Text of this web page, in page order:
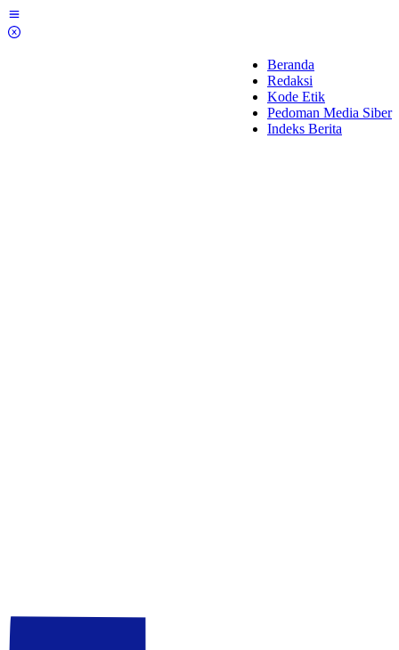
Lewati
ke
Beranda
Redaksi
Kode Etik
Pedoman Media Siber
Indeks Berita